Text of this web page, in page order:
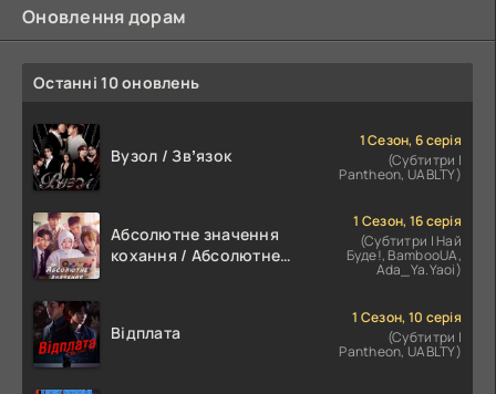
Оновлення дорам
Останні 10 оновлень
Вузол / Звʼязок
1 Сезон, 6 серія
(Субтитри |
Pantheon, UABLTY)
Абсолютне значення
кохання / Абсолютне
1 Сезон, 16 серія
(Субтитри | Най
Буде!, BambooUA,
Ada_Ya.Yaoi)
Відплата
1 Сезон, 10 серія
(Субтитри |
Pantheon, UABLTY)